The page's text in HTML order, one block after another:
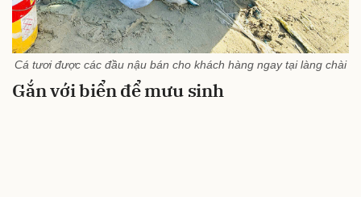
Cá tươi được các đầu nậu bán cho khách hàng ngay tại làng chài
Gắn với biển để mưu sinh